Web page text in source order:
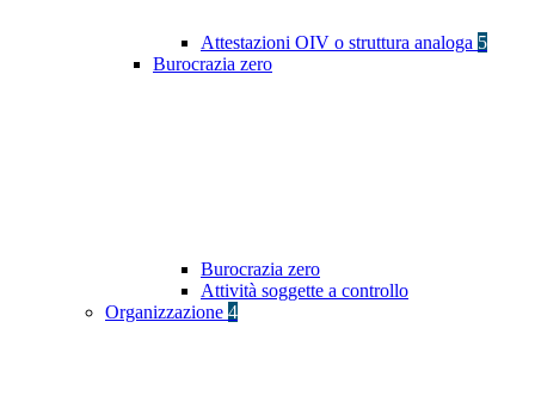
Attestazioni OIV o struttura analoga 5
Burocrazia zero
Burocrazia zero
Attività soggette a controllo
Organizzazione 4